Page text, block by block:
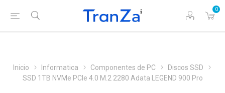
0
Inicio Informatica Componentes de PC
Discos SSD
SSD 1TB NVMe PCIe 4.0 M.2 2280 Adata LEGEND 900 Pro